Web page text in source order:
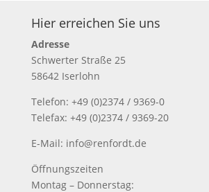
Hier erreichen Sie uns
Adresse
Schwerter Straße 25
58642 Iserlohn
Telefon: +49 (0)2374 / 9369-0
Telefax: +49 (0)2374 / 9369-20
E-Mail: info@renfordt.de
Öffnungszeiten
Montag – Donnerstag: